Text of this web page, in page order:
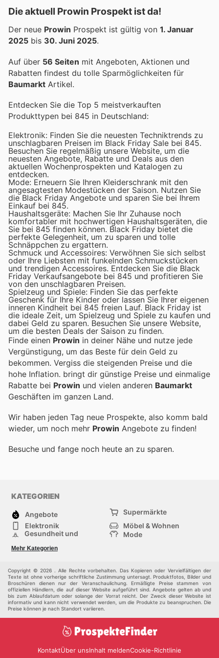
Die aktuell Prowin Prospekt ist da!
Der neue Prowin Prospekt ist gültig von 1. Januar
2025 bis 30. Juni 2025.
Auf über 56 Seiten mit Angeboten, Aktionen und
Rabatten findest du tolle Sparmöglichkeiten für
Baumarkt Artikel.
Entdecken Sie die Top 5 meistverkauften
Produkttypen bei 845 in Deutschland:
Elektronik: Finden Sie die neuesten Techniktrends zu
unschlagbaren Preisen im Black Friday Sale bei 845.
Besuchen Sie regelmäßig unsere Website, um die
neuesten Angebote, Rabatte und Deals aus den
aktuellen Wochenprospekten und Katalogen zu
entdecken.
Mode: Erneuern Sie Ihren Kleiderschrank mit den
angesagtesten Modestücken der Saison. Nutzen Sie
die Black Friday Angebote und sparen Sie bei Ihrem
Einkauf bei 845.
Haushaltsgeräte: Machen Sie Ihr Zuhause noch
komfortabler mit hochwertigen Haushaltsgeräten, die
Sie bei 845 finden können. Black Friday bietet die
perfekte Gelegenheit, um zu sparen und tolle
Schnäppchen zu ergattern.
Schmuck und Accessoires: Verwöhnen Sie sich selbst
oder Ihre Liebsten mit funkelnden Schmuckstücken
und trendigen Accessoires. Entdecken Sie die Black
Friday Verkaufsangebote bei 845 und profitieren Sie
von den unschlagbaren Preisen.
Spielzeug und Spiele: Finden Sie das perfekte
Geschenk für Ihre Kinder oder lassen Sie Ihrer eigenen
inneren Kindheit bei 845 freien Lauf. Black Friday ist
die ideale Zeit, um Spielzeug und Spiele zu kaufen und
dabei Geld zu sparen. Besuchen Sie unsere Website,
um die besten Deals der Saison zu finden.
Finde einen Prowin in deiner Nähe und nutze jede
Vergünstigung, um das Beste für dein Geld zu
bekommen. Vergiss die steigenden Preise und die
hohe Inflation. bringt dir günstige Preise und einmalige
Rabatte bei Prowin und vielen anderen Baumarkt
Geschäften im ganzen Land.
Wir haben jeden Tag neue Prospekte, also komm bald
wieder, um noch mehr Prowin Angebote zu finden!
Besuche und fange noch heute an zu sparen.
KATEGORIEN
Angebote
Supermärkte
Elektronik
Möbel & Wohnen
Gesundheit und
Mode
Sportartikel und
Einkaufzentren
Andere
Mehr Kategorien
Copyright © 2026 . Alle Rechte vorbehalten. Das Kopieren oder Vervielfältigen der
Texte ist ohne vorherige schriftliche Zustimmung untersagt. Produktfotos, Bilder und
Broschüren dienen nur der Veranschaulichung. Ermäßigte Preise stammen von
offiziellen Händlern, die auf dieser Website aufgeführt sind. Angebote gelten ab und
bis zum Ablaufdatum oder solange der Vorrat reicht. Der Zweck dieser Website ist
informativ und kann nicht verwendet werden, um die Produkte zu beanspruchen. Die
Preise können je nach Standort variieren.
KontaktÜber unsInhalt meldenCookie-Richtlinie